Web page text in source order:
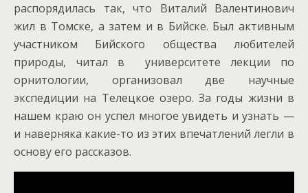
распорядилась так, что Виталий Валентинович
жил в Томске, а затем и в Бийске. Был активным
участником Бийского общества любителей
природы, читал в университете лекции по
орнитологии, организовал две научные
экспедиции на Телецкое озеро. За годы жизни в
нашем краю он успел многое увидеть и узнать —
и наверняка какие-то из этих впечатлений легли в
основу его рассказов.